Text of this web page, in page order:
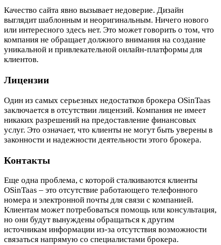
Качество сайта явно вызывает недоверие. Дизайн
выглядит шаблонным и неоригинальным. Ничего нового
или интересного здесь нет. Это может говорить о том, что
компания не обращает должного внимания на создание
уникальной и привлекательной онлайн-платформы для
клиентов.
Лицензии
Один из самых серьезных недостатков брокера OSinTaas
заключается в отсутствии лицензий. Компания не имеет
никаких разрешений на предоставление финансовых
услуг. Это означает, что клиенты не могут быть уверены в
законности и надежности деятельности этого брокера.
Контакты
Еще одна проблема, с которой сталкиваются клиенты
OSinTaas – это отсутствие работающего телефонного
номера и электронной почты для связи с компанией.
Клиентам может потребоваться помощь или консультация,
но они будут вынуждены обращаться к другим
источникам информации из-за отсутствия возможности
связаться напрямую со специалистами брокера.